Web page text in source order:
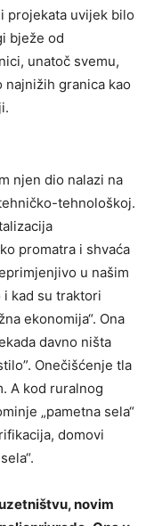
projekata uvijek bilo
bježe od
unatoč svemu,
granica kao
njen dio nalazi na
tehnološkoj.
promatra i shvaća
u našim
kad su traktori
ekonomija“. Ona
davno ništa
Onečišćenje tla
A kod ruralnog
„pametna sela“
domovi
novim